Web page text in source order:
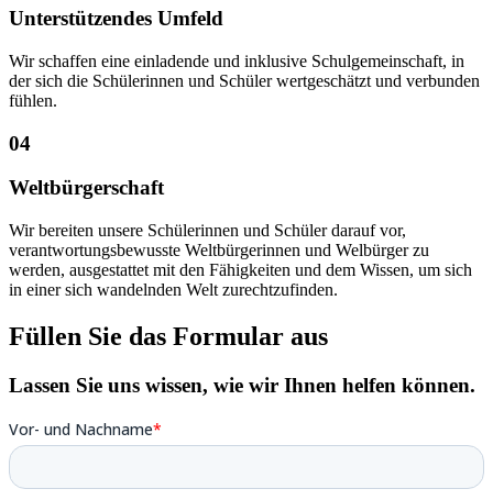
Unterstützendes Umfeld
Wir schaffen eine einladende und inklusive Schulgemeinschaft, in
der sich die Schülerinnen und Schüler wertgeschätzt und verbunden
fühlen.
04
Weltbürgerschaft
Wir bereiten unsere Schülerinnen und Schüler darauf vor,
verantwortungsbewusste Weltbürgerinnen und Welbürger zu
werden, ausgestattet mit den Fähigkeiten und dem Wissen, um sich
in einer sich wandelnden Welt zurechtzufinden.
Füllen Sie das Formular aus
Lassen Sie uns wissen, wie wir Ihnen helfen können.